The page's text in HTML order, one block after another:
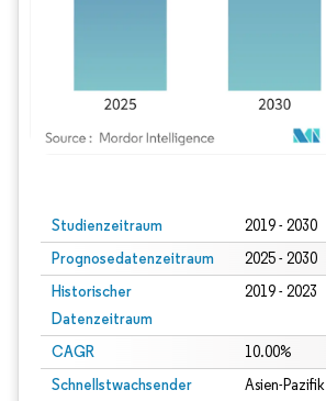
Studienzeitraum 2019 - 2030
Prognosedatenzeitraum 2025 - 2030
Historischer
Datenzeitraum
2019 - 2023
CAGR 10.00%
Schnellstwachsender
Asien-Pazifik